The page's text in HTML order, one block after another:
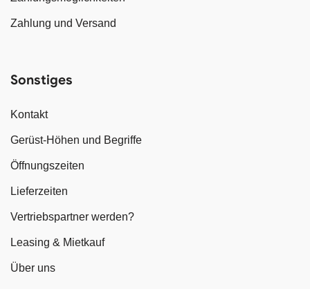
Zahlung und Versand
Sonstiges
Kontakt
Gerüst-Höhen und Begriffe
Öffnungszeiten
Lieferzeiten
Vertriebspartner werden?
Leasing & Mietkauf
Über uns